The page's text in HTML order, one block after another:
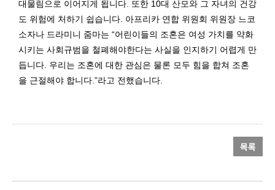
대물림으로 이어지게 됩니다. 또한 10대 산모와 그 자녀의 건강
도 위험에 처하기 쉽습니다. 아프리카 연합 위원회 위원장 느코
소자나 드라미니 줌마는 “어린이들의 조혼은 여성 가치를 약화
시키는 사회규범을 철폐해야한다는 사실을 인지하기 어렵게 만
듭니다. 우리는 조혼에 대한 관심은 물론 모두 힘을 합쳐 조혼
을 근절해야 합니다.”라고 전했습니다.
목록